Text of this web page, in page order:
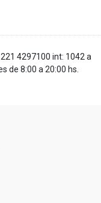
221 4297100 int: 1042 a
de 8:00 a 20:00 hs.